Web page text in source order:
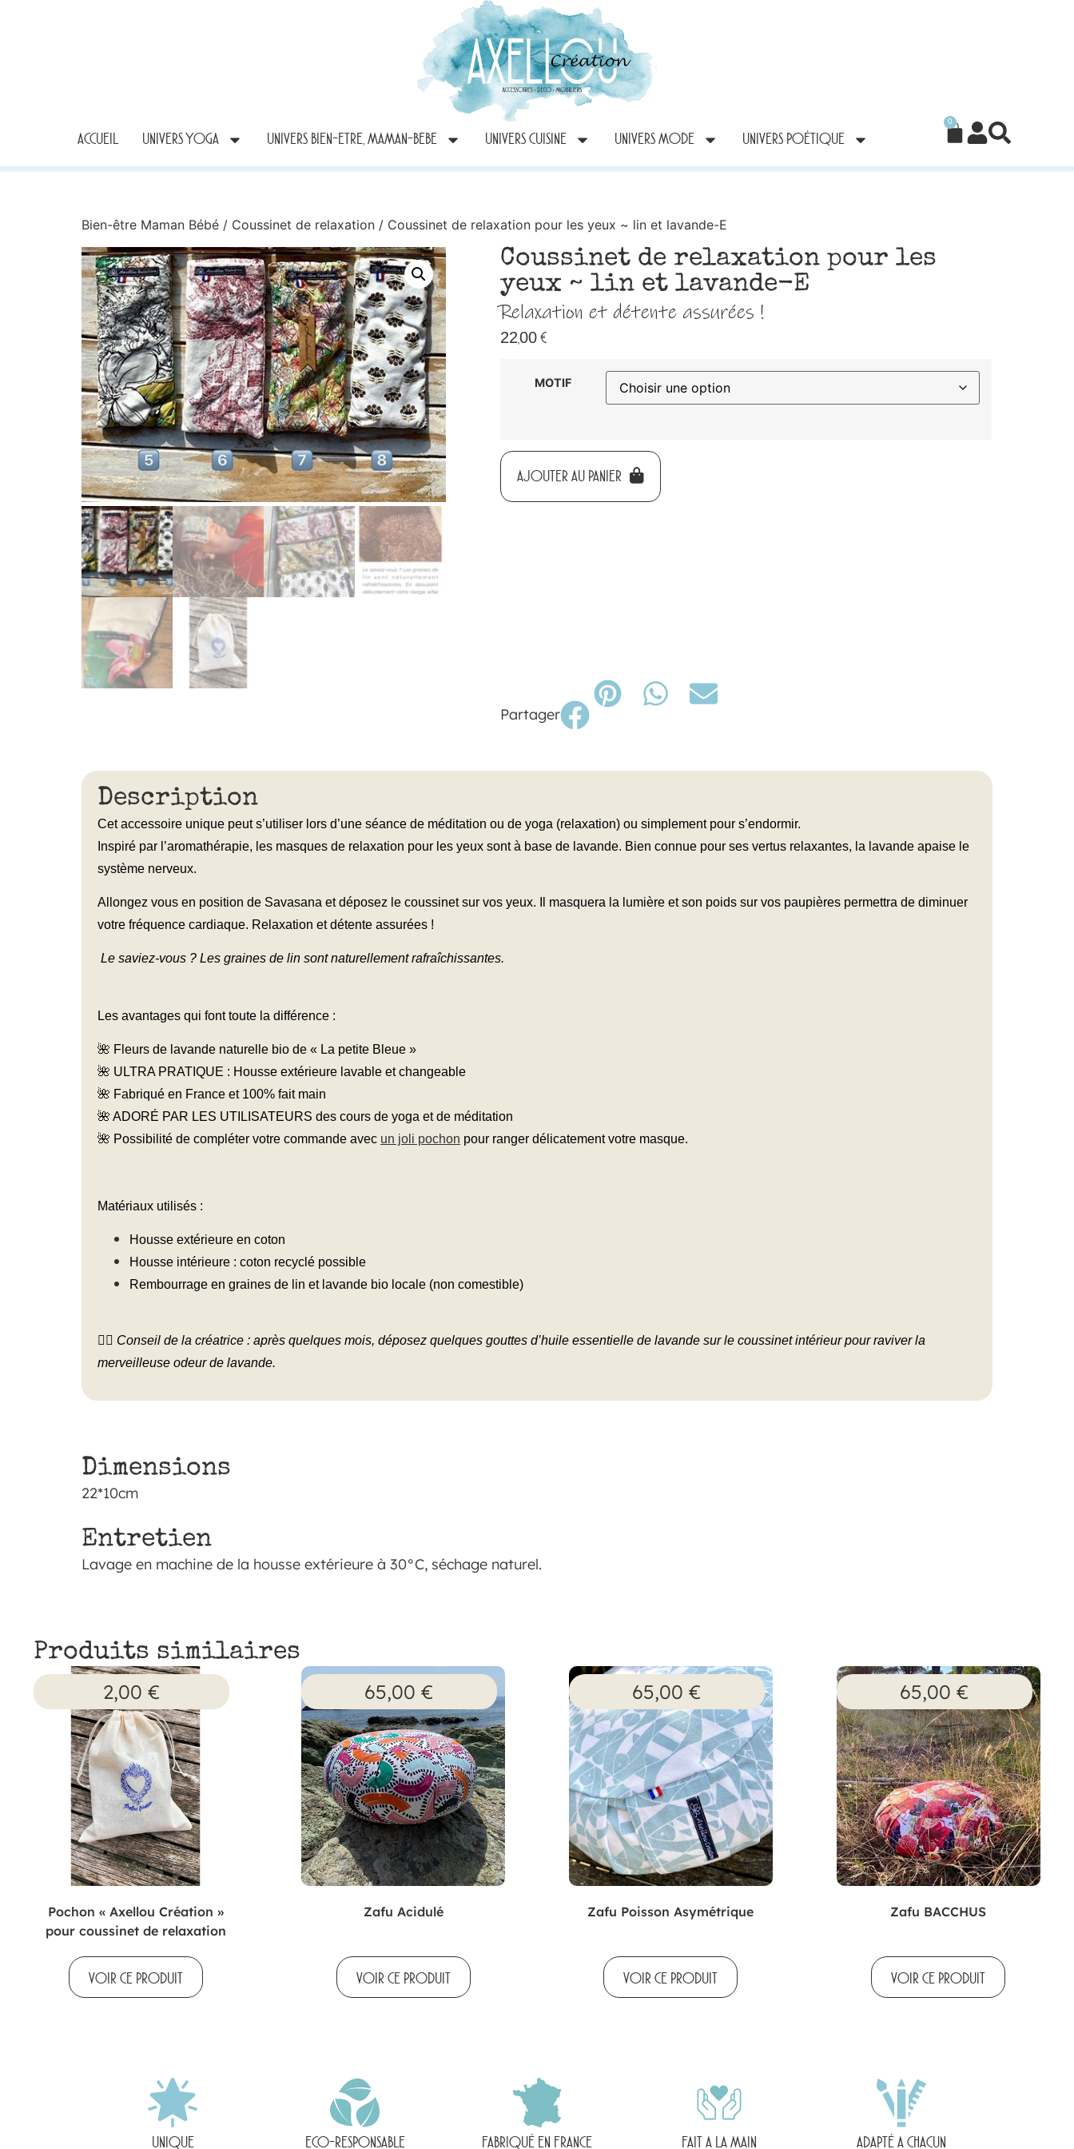
ACCUEIL UNIVERS YOGA UNIVERS BIEN-ETRE, MAMAN-BEBE UNIVERS CUISINE UNIVERS MODE UNIVERS POÉTIQUE
0
Bien-être Maman Bébé / Coussinet de relaxation / Coussinet de relaxation pour les yeux ~ lin et lavande-E
Coussinet de relaxation pour les
yeux ~ lin et lavande-E
Relaxation et détente assurées !
22,00€
MOTIF
AJOUTER AU PANIER
Partager
Description
Cet accessoire unique peut s’utiliser lors d’une séance de méditation ou de yoga (relaxation) ou simplement pour s’endormir.
Inspiré par l’aromathérapie, les masques de relaxation pour les yeux sont à base de lavande. Bien connue pour ses vertus relaxantes, la lavande apaise le
système nerveux.
Allongez vous en position de Savasana et déposez le coussinet sur vos yeux. Il masquera la lumière et son poids sur vos paupières permettra de diminuer
votre fréquence cardiaque. Relaxation et détente assurées !
Le saviez-vous ? Les graines de lin sont naturellement rafraîchissantes.
Les avantages qui font toute la différence :
🌺 Fleurs de lavande naturelle bio de « La petite Bleue »
🌺 ULTRA PRATIQUE : Housse extérieure lavable et changeable
🌺 Fabriqué en France et 100% fait main
🌺 ADORÉ PAR LES UTILISATEURS des cours de yoga et de méditation
🌺 Possibilité de compléter votre commande avec un joli pochon pour ranger délicatement votre masque.
Matériaux utilisés :
Housse extérieure en coton
Housse intérieure : coton recyclé possible
Rembourrage en graines de lin et lavande bio locale (non comestible)
👉🏼 Conseil de la créatrice : après quelques mois, déposez quelques gouttes d’huile essentielle de lavande sur le coussinet intérieur pour raviver la
merveilleuse odeur de lavande.
Dimensions
22*10cm
Entretien
Lavage en machine de la housse extérieure à 30°C, séchage naturel.
Produits similaires
2,00 €
Pochon « Axellou Création »
pour coussinet de relaxation
VOIR CE PRODUIT
65,00 €
Zafu Acidulé
VOIR CE PRODUIT
65,00 €
Zafu Poisson Asymétrique
VOIR CE PRODUIT
65,00 €
Zafu BACCHUS
VOIR CE PRODUIT
UNIQUE ECO-RESPONSABLE FABRIQUÉ EN FRANCE FAIT A LA MAIN ADAPTÉ A CHACUN